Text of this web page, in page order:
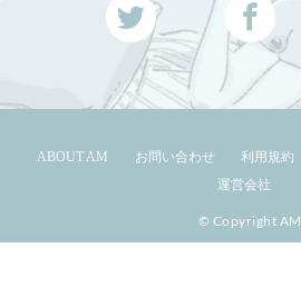
ABOUT AM お問い合わせ 利用規約
運営会社
© Copyright AM